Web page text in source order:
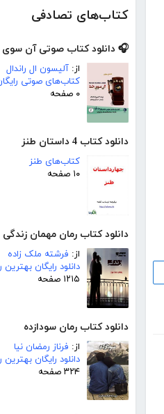
کتاب‌های تصادفی
🎧 دانلود کتاب صوتی آن
از: آلیسون ال راندال
کتاب‌های صوتی
۰ صفحه
دانلود کتاب 4 داستان طنز
کتاب‌های طنز
۱۰ صفحه
دانلود کتاب رمان مهمان زندگی
از: فرشته ملک زاده
دانلود رایگان بهترین
۱۲۱۵ صفحه
دانلود کتاب رمان سودازده
از: فرناز رمضان نیا
دانلود رایگان بهترین
۳۲۴ صفحه